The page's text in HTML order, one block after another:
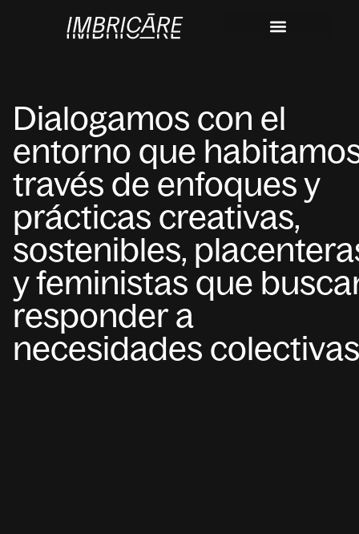
Dialogamos con el
entorno que
través de enfoques y
prácticas creativas,
sostenibles,
y feministas que
responder a
necesidades